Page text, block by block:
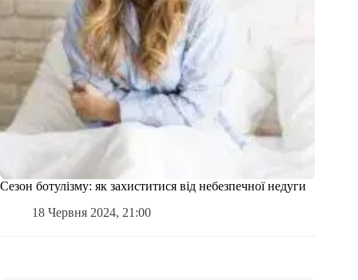
Сезон ботулізму: як захиститися від небезпечної недуги
18 Червня 2024, 21:00